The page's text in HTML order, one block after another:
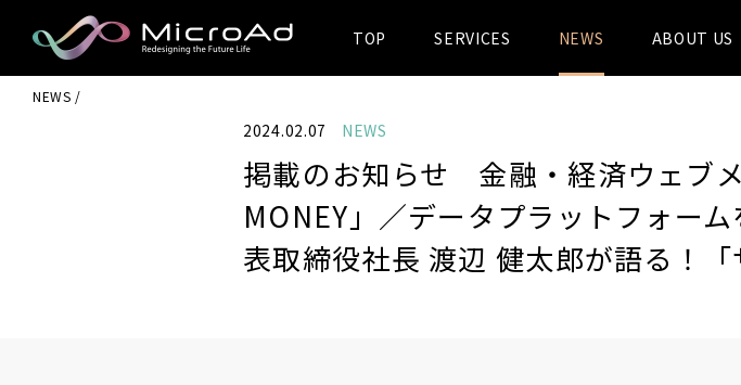
MicroAd -
Redesigning
the Future Life
TOP SERVICES NEWS ABOUT US
NEWS
2024.02.07 NEWS
掲載のお知らせ 金融・経済ウェブ
MONEY」／データプラットフォー
表取締役社長 渡辺 健太郎が語る！「